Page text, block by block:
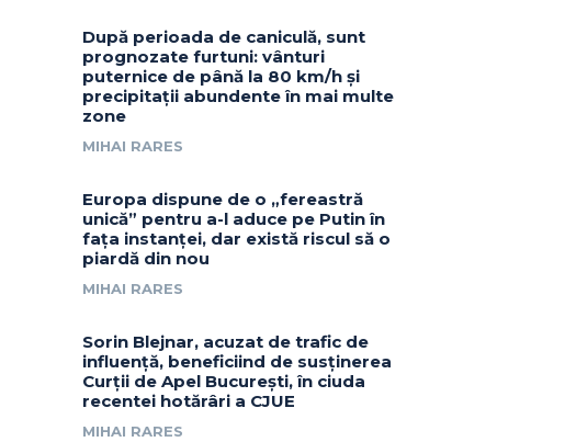
După perioada de caniculă, sunt
prognozate furtuni: vânturi
puternice de până la 80 km/h și
precipitații abundente în mai multe
zone
MIHAI RARES
Europa dispune de o „fereastră
unică” pentru a-l aduce pe Putin în
fața instanței, dar există riscul să o
piardă din nou
MIHAI RARES
Sorin Blejnar, acuzat de trafic de
influență, beneficiind de susținerea
Curții de Apel București, în ciuda
recentei hotărâri a CJUE
MIHAI RARES